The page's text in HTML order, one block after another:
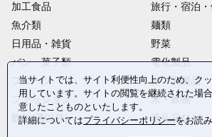
加工食品
旅行・宿泊
魚介類
麺類
日用品・雑貨
野菜
パン・菓子類
電化製品
フルーツ
卵・乳製品
ファッション
米・穀物
飲料(酒以外)
返礼品なし
当サイトでは、サイト利便性向上のため、ク
用しています。サイトの閲覧を継続された場
意したことものといたします。
詳細についてはプライバシーポリシーをお読